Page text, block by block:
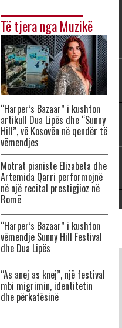
Të tjera nga Muzikë
“Harper’s Bazaar” i kushton
artikull Dua Lipës dhe “Sunny
Hill”, vë Kosovën në qendër të
vëmendjes
Motrat pianiste Elizabeta dhe
Artemida Qarri performojnë
në një recital prestigjioz në
Romë
“Harper’s Bazaar” i kushton
vëmendje Sunny Hill Festival
dhe Dua Lipës
“As anej as knej”, një festival
mbi migrimin, identitetin
dhe përkatësinë